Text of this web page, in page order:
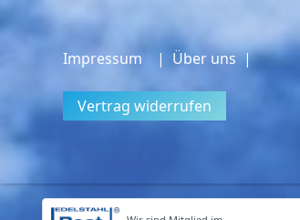
Impressum | Über uns |
Vertrag widerrufen